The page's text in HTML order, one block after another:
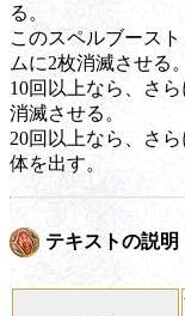
る。
このスペルブースト
ムに2枚消滅させる。
10回以上なら、さ
消滅させる。
20回以上なら、さ
体を出す。
テキストの説明